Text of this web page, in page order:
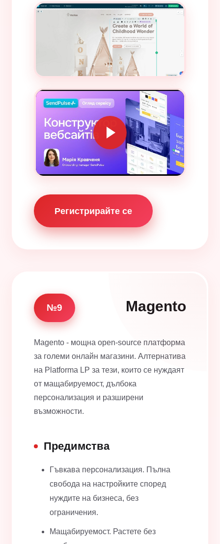
Регистрирайте се
№9 Magento
Magento - мощна open-source платформа
за големи онлайн магазини. Алтернатива
на Platforma LP за тези, които се нуждаят
от мащабируемост, дълбока
персонализация и разширени
възможности.
Предимства
Гъвкава персонализация. Пълна
свобода на настройките според
нуждите на бизнеса, без
ограничения.
Мащабируемост. Растете без